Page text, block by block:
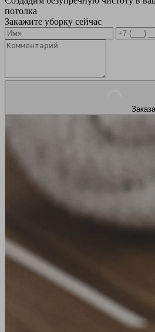
потолка
Закажите уборку сейчас